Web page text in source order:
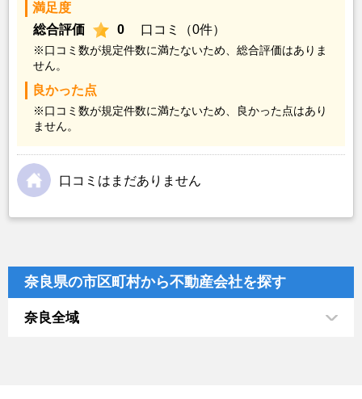
満足度
総合評価
0 口コミ（0件）
※口コミ数が規定件数に満たないため、総合評価はありま
せん。
良かった点
※口コミ数が規定件数に満たないため、良かった点はあり
ません。
口コミはまだありません
奈良県の市区町村から不動産会社を探す
奈良全域